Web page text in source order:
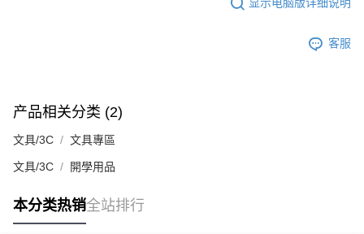
客服
产品相关分类 (2)
文具/3C 文具專區
文具/3C 開學用品
本分类热销全站排行